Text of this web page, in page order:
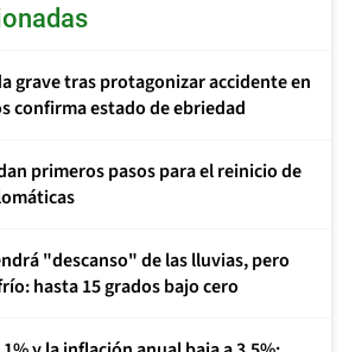
grave tras protagonizar accidente en
confirma estado de ebriedad
primeros pasos para el reinicio de
"descanso" de las lluvias, pero
hasta 15 grados bajo cero